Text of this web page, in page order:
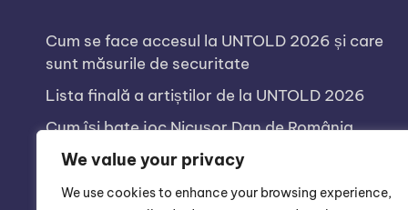
We value your privacy
We use cookies to enhance your browsing experience,
Cum se face accesul la UNTOLD 2026 și care
sunt măsurile de securitate
Lista finală a artiștilor de la UNTOLD 2026
Cum își bate joc Nicușor Dan de România
Review-ul de la Xiaomi 17T. Telefonul cu baterie